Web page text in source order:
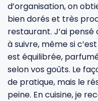
Râteaux
Rouleaux
Gourdes
Évideurs
Couteaux de poche
Couteaux tartineurs
Pyrex
d’organisation, on
bien dorés et très
restaurant. J’ai
à suivre, même si
est équilibrée,
selon vos goûts. Le
de pratique, mais le
peine. En cuisine, je